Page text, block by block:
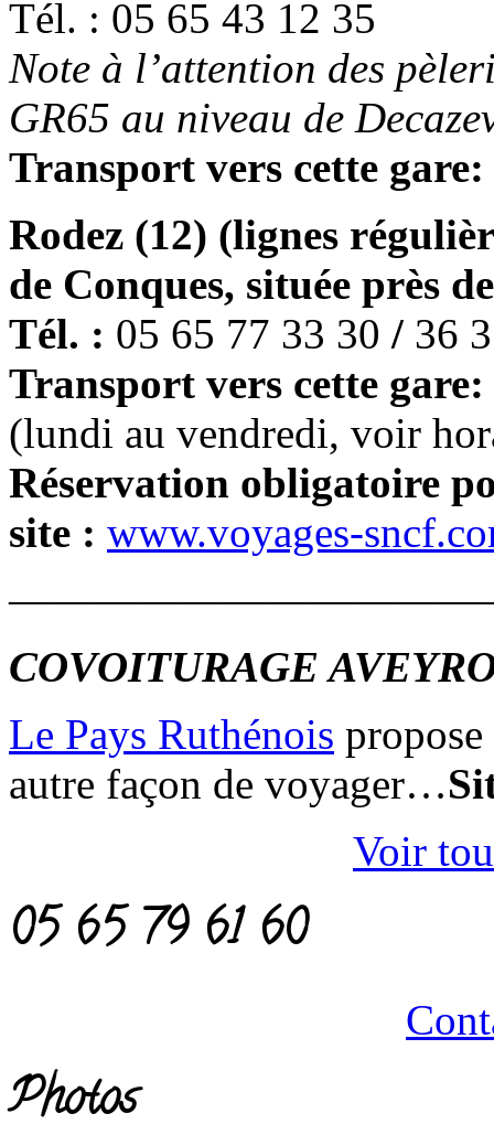
Tél. : 05 65 43 12 35
Note à l’attention des
GR65 au niveau de
Transport vers cette gare:
Rodez (12) (lignes
de Conques, située près
Tél. : 05 65 77 33 30 / 36
Transport vers cette gare:
(lundi au vendredi, voir
Réservation obligatoire
site : www.voyages-
COVOITURAGE
Le Pays Ruthénois
autre façon de voyager…
Voir
05 65 79 61 60
Photos